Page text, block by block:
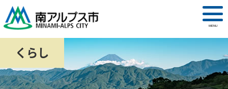
MENU
くらし